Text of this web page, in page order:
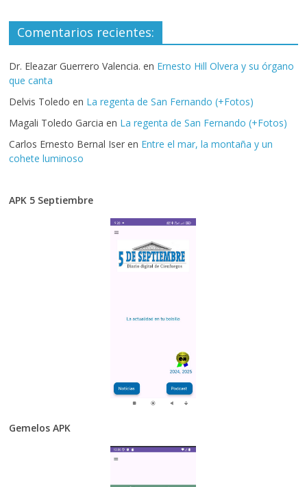
Comentarios recientes:
Dr. Eleazar Guerrero Valencia. en Ernesto Hill Olvera y su órgano
que canta
Delvis Toledo en La regenta de San Fernando (+Fotos)
Magali Toledo Garcia en La regenta de San Fernando (+Fotos)
Carlos Ernesto Bernal Iser en Entre el mar, la montaña y un
cohete luminoso
APK 5 Septiembre
Gemelos APK